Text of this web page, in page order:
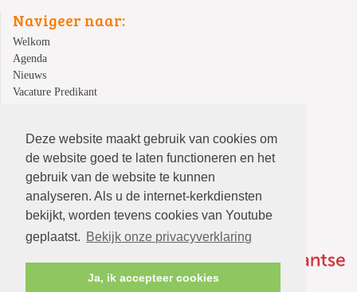
Deze website maakt gebruik van cookies om
de website goed te laten functioneren en het
gebruik van de website te kunnen
analyseren. Als u de internet-kerkdiensten
bekijkt, worden tevens cookies van Youtube
geplaatst. Bekijk onze privacyverklaring
Ja, ik accepteer cookies
Navigeer naar:
Welkom
Agenda
Nieuws
Vacature Predikant
Over ons
Contact